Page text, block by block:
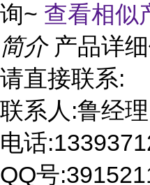
询~ 查看相似
简介 产品详
请直接联系:
联系人:鲁经理
电话
QQ号